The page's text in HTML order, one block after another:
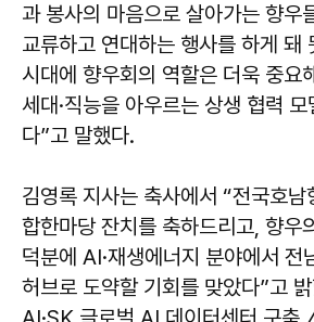
과 봉사의 마음으로 살아가는 향우
교류하고 연대하는 행사를 하게 돼
시대에 향우회의 역할은 더욱 중요
세대·직능을 아우르는 상생 협력
다”고 말했다.
김영록 지사는 축사에서 “전국호
합한마당 잔치를 축하드리고, 향우
덕분에 AI·재생에너지 분야에서 전
허브로 도약할 기회를 맞았다”고